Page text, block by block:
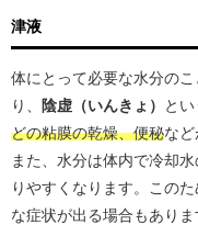
津液
体にとって必要な水分の
り、
陰虚（いんきょ） とい
どの粘膜の乾燥、便秘など
また、水分は体内で冷却
りやすくなります。このた
な症状が出る場合もありま